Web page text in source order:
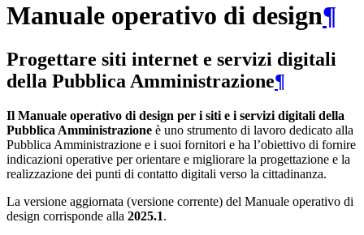
Manuale operativo di design¶
Progettare siti internet e servizi digitali
della Pubblica Amministrazione¶
Il Manuale operativo di design per i siti e i servizi digitali della
Pubblica Amministrazione è uno strumento di lavoro dedicato alla
Pubblica Amministrazione e i suoi fornitori e ha l’obiettivo di fornire
indicazioni operative per orientare e migliorare la progettazione e la
realizzazione dei punti di contatto digitali verso la cittadinanza.
La versione aggiornata (versione corrente) del Manuale operativo di
design corrisponde alla 2025.1.